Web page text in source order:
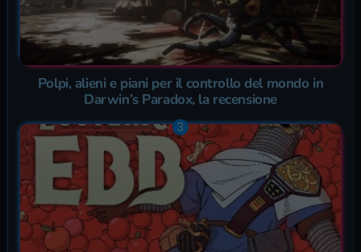
Polpi, alieni e piani per il controllo del mondo in
Darwin’s Paradox, la recensione